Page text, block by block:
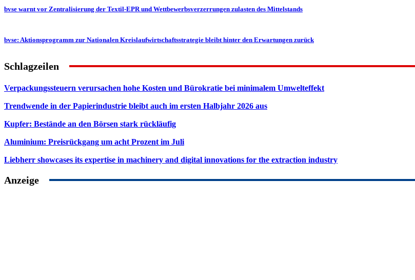
bvse warnt vor Zentralisierung der Textil-EPR und Wettbewerbsverzerrungen zulasten des Mittelstands
bvse: Aktionsprogramm zur Nationalen Kreislaufwirtschaftsstrategie bleibt hinter den Erwartungen zurück
Schlagzeilen
Verpackungssteuern verursachen hohe Kosten und Bürokratie bei minimalem Umwelteffekt
Trendwende in der Papierindustrie bleibt auch im ersten Halbjahr 2026 aus
Kupfer: Bestände an den Börsen stark rückläufig
Aluminium: Preisrückgang um acht Prozent im Juli
Liebherr showcases its expertise in machinery and digital innovations for the extraction industry
Anzeige